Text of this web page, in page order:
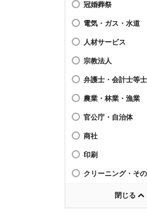
冠婚葬祭
電気・ガス・水道
人材サービス
宗教法人
弁護士・会計士等
農業・林業・漁業
官公庁・自治体
商社
印刷
クリーニング・そ
閉じる